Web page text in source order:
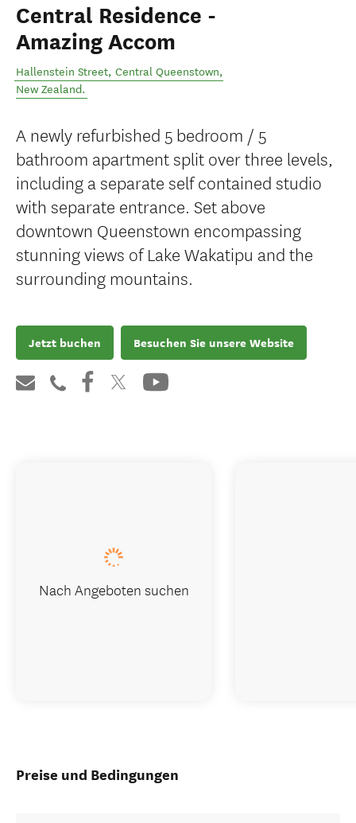
Central Residence -
Amazing Accom
Hallenstein Street, Central Queenstown,
New Zealand.
A newly refurbished 5 bedroom / 5
bathroom apartment split over three levels,
including a separate self contained studio
with separate entrance. Set above
downtown Queenstown encompassing
stunning views of Lake Wakatipu and the
surrounding mountains.
Jetzt buchen Besuchen Sie unsere Website
Preise und Bedingungen
Nach Angeboten suchen